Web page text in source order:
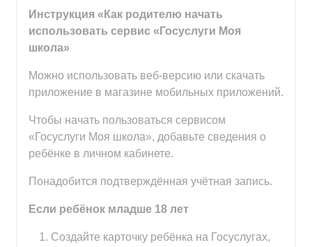
Инструкция «Как родителю начать
использовать сервис «Госуслуги Моя
школа»
Можно использовать веб-версию или скачать
приложение в магазине мобильных приложений.
Чтобы начать пользоваться сервисом
«Госуслуги Моя школа», добавьте сведения о
ребёнке в личном кабинете.
Понадобится подтверждённая учётная запись.
Если ребёнок младше 18 лет
Создайте карточку ребёнка на Госуслугах,